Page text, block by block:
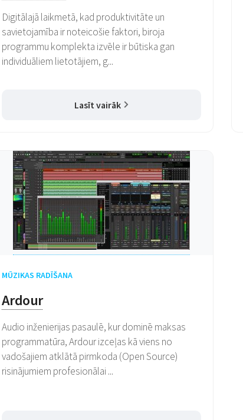
Digitālajā laikmetā, kad produktivitāte un
savietojamība ir noteicošie faktori, biroja
programmu komplekta izvēle ir būtiska gan
individuāliem lietotājiem, g...
Lasīt vairāk
MŪZIKAS RADĪŠANA
Ardour
Audio inženierijas pasaulē, kur dominē maksas
programmatūra, Ardour izceļas kā viens no
vadošajiem atklātā pirmkoda (Open Source)
risinājumiem profesionālai ...